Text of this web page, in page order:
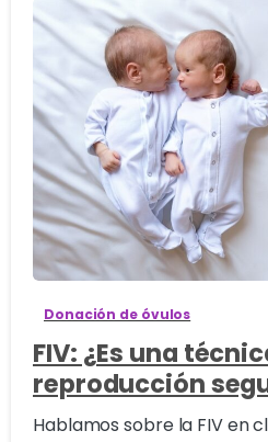
Donación de óvulos
FIV: ¿Es una
reproducción
Hablamos sobre la FIV en